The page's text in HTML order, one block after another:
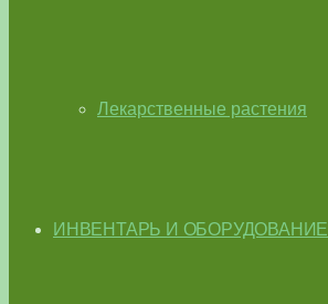
Лекарственные растения
ИНВЕНТАРЬ И ОБОРУДОВАНИЕ